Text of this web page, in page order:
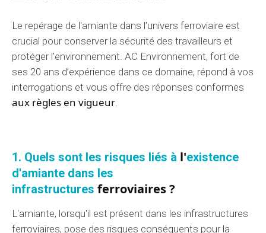
Le repérage de l'amiante dans l’univers ferroviaire est
crucial pour conserverla sécurité des travailleurs et
protéger l'environnement. AC Environnement, fort de
ses 20 ans d’expérience dans ce domaine, répond à vos
interrogations et vous offre des réponses conformes
aux règles en vigueur
1. Quels sont les risques liés à l'existence
d'amiante dans les
infrastructures ferroviaires ?
L'amiante, lorsqu'il est présent dans les infrastructures
ferroviaires, pose des risques conséquents pour la